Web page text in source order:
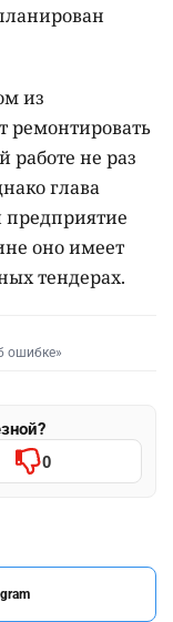
из
ремонтировать
не раз
глава
предприятие
оно имеет
тендерах.
ошибке»
0